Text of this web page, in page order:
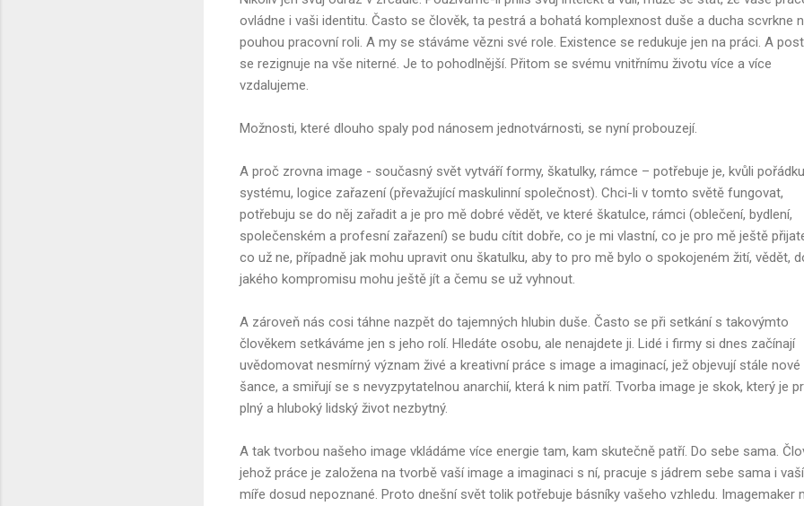
ovládne i vaši identitu. Často se člověk, ta pestrá a bohatá komplexnost duše a ducha scvrkne
pouhou pracovní roli. A my se stáváme vězni své role. Existence se redukuje jen na práci. A
se rezignuje na vše niterné. Je to pohodlnější. Přitom se svému vnitřnímu životu více a více
vzdalujeme.
Možnosti, které dlouho spaly pod nánosem jednotvárnosti, se nyní probouzejí.
A proč zrovna image - současný svět vytváří formy, škatulky, rámce – potřebuje je, kvůli
systému, logice zařazení (převažující maskulinní společnost). Chci-li v tomto světě fungovat,
potřebuju se do něj zařadit a je pro mě dobré vědět, ve které škatulce, rámci (oblečení, bydlení,
společenském a profesní zařazení) se budu cítit dobře, co je mi vlastní, co je pro mě ještě
co už ne, případně jak mohu upravit onu škatulku, aby to pro mě bylo o spokojeném žití, vědět,
jakého kompromisu mohu ještě jít a čemu se už vyhnout.
A zároveň nás cosi táhne nazpět do tajemných hlubin duše. Často se při setkání s takovýmto
člověkem setkáváme jen s jeho rolí. Hledáte osobu, ale nenajdete ji. Lidé i firmy si dnes začínají
uvědomovat nesmírný význam živé a kreativní práce s image a imaginací, jež objevují stále nové
šance, a smiřují se s nevyzpytatelnou anarchií, která k nim patří. Tvorba image je skok, který je
plný a hluboký lidský život nezbytný.
A tak tvorbou našeho image vkládáme více energie tam, kam skutečně patří. Do sebe sama.
jehož práce je založena na tvorbě vaší image a imaginaci s ní, pracuje s jádrem sebe sama i
míře dosud nepoznané. Proto dnešní svět tolik potřebuje básníky vašeho vzhledu. Imagemaker